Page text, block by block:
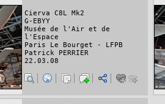
Cierva C8L Mk2
G-EBYY
Musée de l'Air et de
l'Espace
Paris Le Bourget - LFPB
Patrick PERRIER
22.03.08